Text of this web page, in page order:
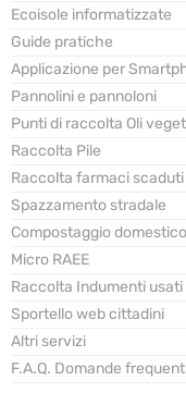
Ecoisole informatizzate
Guide pratiche
Applicazione per
Pannolini e pannoloni
Punti di raccolta Oli
Raccolta Pile
Raccolta farmaci scaduti
Spazzamento stradale
Compostaggio domestico
Micro RAEE
Raccolta Indumenti usati
Sportello web cittadini
Altri servizi
F.A.Q. Domande